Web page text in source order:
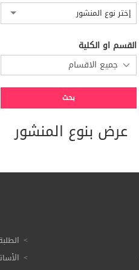
إختر نوع المنشور
القسم او الكلية
عرض بنوع المنشور